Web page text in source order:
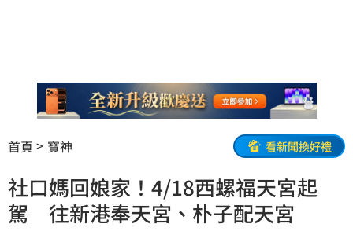
首頁 寶神 看新聞換好禮
社口媽回娘家！4/18西螺福天宮起
駕 往新港奉天宮、朴子配天宮